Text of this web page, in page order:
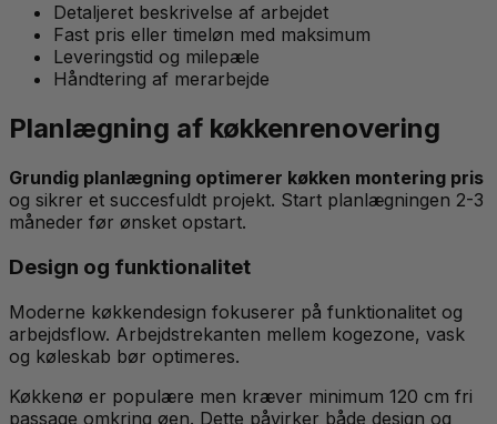
Detaljeret beskrivelse af arbejdet
Fast pris eller timeløn med maksimum
Leveringstid og milepæle
Håndtering af merarbejde
Planlægning af køkkenrenovering
Grundig planlægning optimerer køkken montering pris
og sikrer et succesfuldt projekt. Start planlægningen 2-3
måneder før ønsket opstart.
Design og funktionalitet
Moderne køkkendesign fokuserer på funktionalitet og
arbejdsflow. Arbejdstrekanten mellem kogezone, vask
og køleskab bør optimeres.
Køkkenø er populære men kræver minimum 120 cm fri
passage omkring øen. Dette påvirker både design og